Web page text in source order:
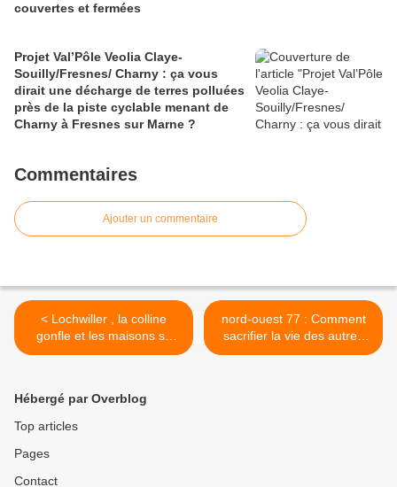
couvertes et fermées
Projet Val’Pôle Veolia Claye-
Souilly/Fresnes/ Charny : ça vous
dirait une décharge de terres polluées
près de la piste cyclable menant de
Charny à Fresnes sur Marne ?
Commentaires
Ajouter un commentaire
< Lochwiller , la colline
gonfle et les maisons se
fissurent
nord-ouest 77 : Comment
sacrifier la vie des autres
par l’accumulation de toutes
Hébergé par Overblog
Top articles
Pages
Contact